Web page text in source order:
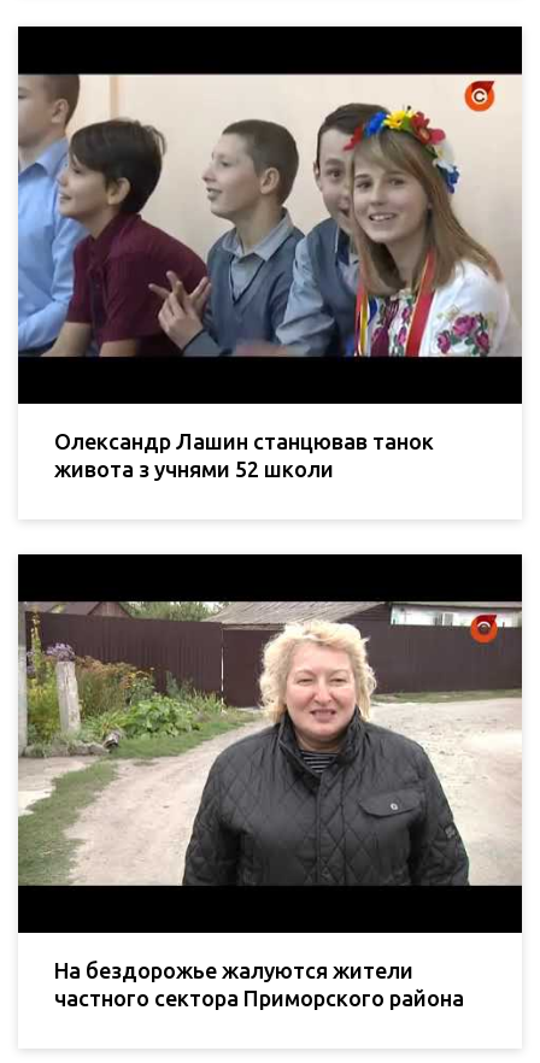
Олександр Лашин станцював танок
живота з учнями 52 школи
На бездорожье жалуются жители
частного сектора Приморского района